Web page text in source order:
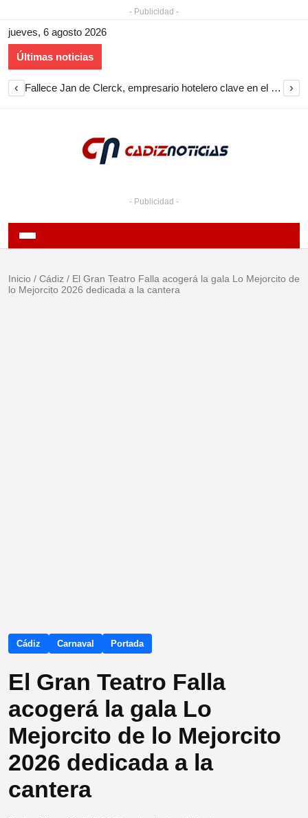
- Publicidad -
jueves, 6 agosto 2026
Últimas noticias
‹ Fallece Jan de Clerck, empresario hotelero clave en el desarrollo del turismo en la provincia de Cádiz ›
- Publicidad -
Inicio / Cádiz / El Gran Teatro Falla acogerá la gala Lo Mejorcito de
lo Mejorcito 2026 dedicada a la cantera
Cádiz Carnaval Portada
El Gran Teatro Falla
acogerá la gala Lo
Mejorcito de lo Mejorcito
2026 dedicada a la
cantera